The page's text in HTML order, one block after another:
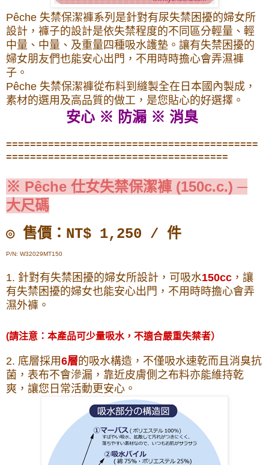
Pêche 失禁保潔褲系列是針對有尿失禁困擾的婦女所
設計，褲子的設計是依失禁程度的不同區分輕量、輕
中量、中量、及重量四種吸水護墊。讓有失禁困擾的
婦女朋友們也能安心出門，不用時時擔心會弄濕褲
子。
Pêche 失禁保潔褲從布料到縫製全在日本國內製成，
素材的選用及高品質的做工，是您貼心的好選擇。
安心 ※ 防漏 ※ 消臭
==========================================
=====================================
※ Pêche 仕女失禁保潔褲 (150c.c.) ─
大尺碼
◎ 售價：NT$ 1,250 / 件
P/N: W32029MT150
1. 針對有失禁困擾的婦女所設計，可吸水150cc ，讓
有失禁困擾的婦女也能安心出門，不用時時擔心會弄
濕外褲。
(請注意：本產品可少量吸水，不適合嚴重失禁者）
2. 底層採用6層的吸水構造，不僅吸水速乾而且消臭抗
菌，表布不會滲漏，靠近皮膚側之布料亦能維持乾
爽，讓您日常活動更安心。